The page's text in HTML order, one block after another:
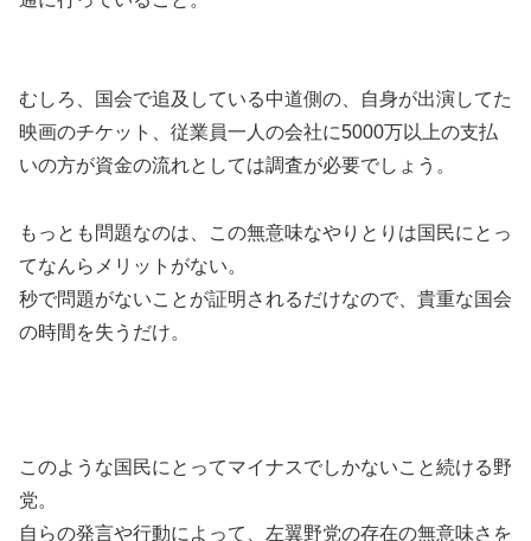
むしろ、国会で追及している中道側の、自身が出演してた
映画のチケット、従業員一人の会社に5000万以上の支払
いの方が資金の流れとしては調査が必要でしょう。
もっとも問題なのは、この無意味なやりとりは国民にとっ
てなんらメリットがない。
秒で問題がないことが証明されるだけなので、貴重な国会
の時間を失うだけ。
このような国民にとってマイナスでしかないこと続ける野
党。
自らの発言や行動によって、左翼野党の存在の無意味さを